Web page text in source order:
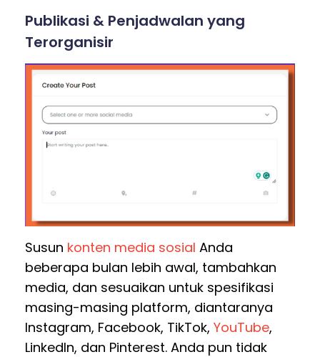
Publikasi & Penjadwalan yang
Terorganisir
Susun konten media sosial Anda
beberapa bulan lebih awal, tambahkan
media, dan sesuaikan untuk spesifikasi
masing-masing platform, diantaranya
Instagram, Facebook, TikTok, YouTube,
LinkedIn, dan Pinterest. Anda pun tidak